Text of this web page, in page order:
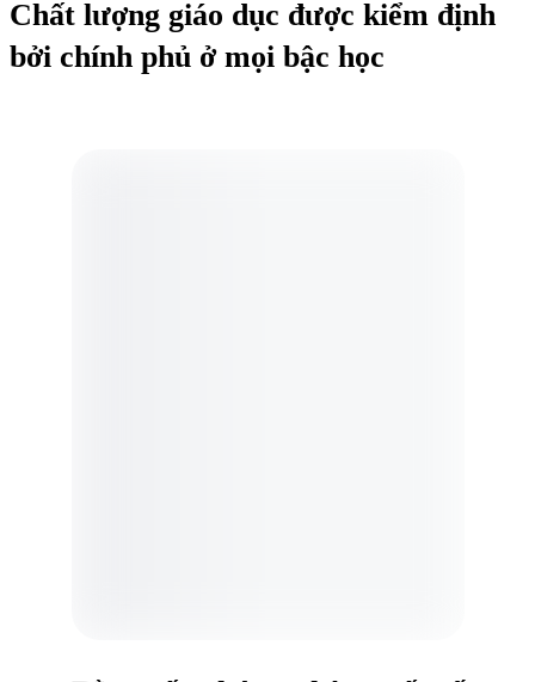
Chất lượng giáo dục được kiểm định
bởi chính phủ ở mọi bậc học